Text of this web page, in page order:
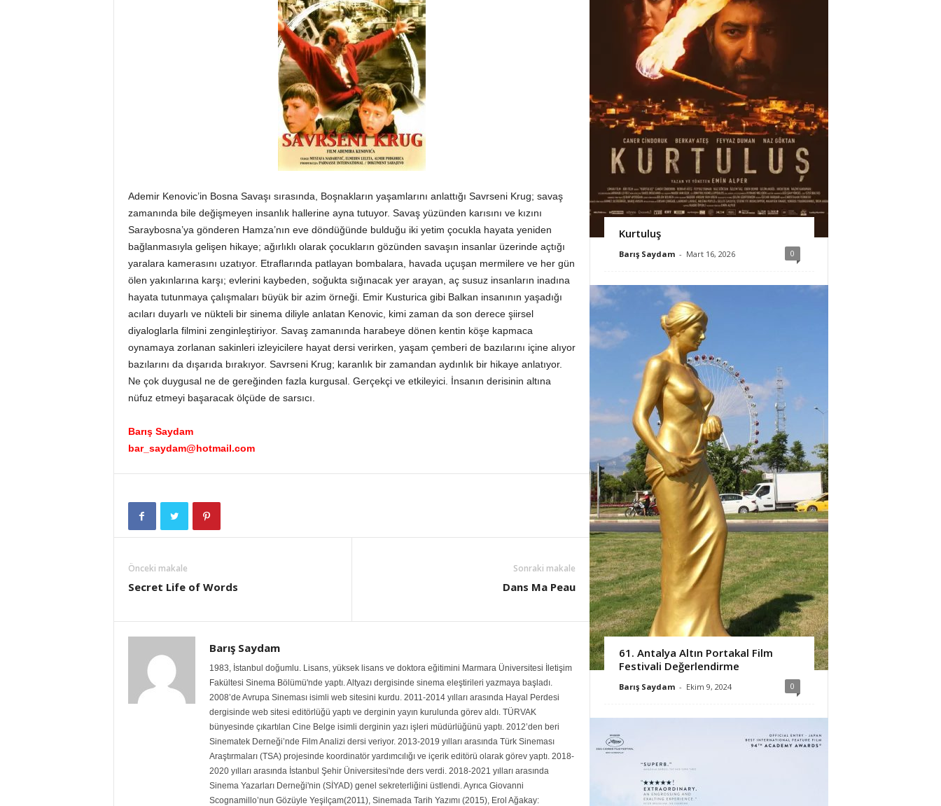
Ademir Kenovic’in Bosna Savaşı sırasında, Boşnakların yaşamlarını anlattığı Savrseni Krug; savaş
zamanında bile değişmeyen insanlık hallerine ayna tutuyor. Savaş yüzünden karısını ve kızını
Saraybosna’ya gönderen Hamza’nın eve döndüğünde bulduğu iki yetim çocukla hayata yeniden
bağlanmasıyla gelişen hikaye; ağırlıklı olarak çocukların gözünden savaşın insanlar üzerinde açtığı
yaralara kamerasını uzatıyor. Etraflarında patlayan bombalara, havada uçuşan mermilere ve her gün
ölen yakınlarına karşı; evlerini kaybeden, soğukta sığınacak yer arayan, aç susuz insanların inadına
hayata tutunmaya çalışmaları büyük bir azim örneği. Emir Kusturica gibi Balkan insanının yaşadığı
acıları duyarlı ve nükteli bir sinema diliyle anlatan Kenovic, kimi zaman da son derece şiirsel
diyaloglarla filmini zenginleştiriyor. Savaş zamanında harabeye dönen kentin köşe kapmaca
oynamaya zorlanan sakinleri izleyicilere hayat dersi verirken, yaşam çemberi de bazılarını içine alıyor
bazılarını da dışarıda bırakıyor. Savrseni Krug; karanlık bir zamandan aydınlık bir hikaye anlatıyor.
Ne çok duygusal ne de gereğinden fazla kurgusal. Gerçekçi ve etkileyici. İnsanın derisinin altına
nüfuz etmeyi başaracak ölçüde de sarsıcı.
Barış Saydam
bar_saydam@hotmail.com
Önceki makale
Secret Life of Words
Sonraki makale
Dans Ma Peau
Barış Saydam
1983, İstanbul doğumlu. Lisans, yüksek lisans ve doktora eğitimini Marmara Üniversitesi İletişim
Fakültesi Sinema Bölümü'nde yaptı. Altyazı dergisinde sinema eleştirileri yazmaya başladı.
2008’de Avrupa Sineması isimli web sitesini kurdu. 2011-2014 yılları arasında Hayal Perdesi
dergisinde web sitesi editörlüğü yaptı ve derginin yayın kurulunda görev aldı. TÜRVAK
bünyesinde çıkartılan Cine Belge isimli derginin yazı işleri müdürlüğünü yaptı. 2012’den beri
Sinematek Derneği’nde Film Analizi dersi veriyor. 2013-2019 yılları arasında Türk Sineması
Araştırmaları (TSA) projesinde koordinatör yardımcılığı ve içerik editörü olarak görev yaptı. 2018-
2020 yılları arasında İstanbul Şehir Üniversitesi'nde ders verdi. 2018-2021 yılları arasında
Sinema Yazarları Derneği'nin (SİYAD) genel sekreterliğini üstlendi. Ayrıca Giovanni
Scognamillo’nun Gözüyle Yeşilçam(2011), Sinemada Tarih Yazımı (2015), Erol Ağakay:
Kurtuluş
Barış Saydam - Mart 16, 2026 0
61. Antalya Altın Portakal Film
Festivali Değerlendirme
Barış Saydam - Ekim 9, 2024 0